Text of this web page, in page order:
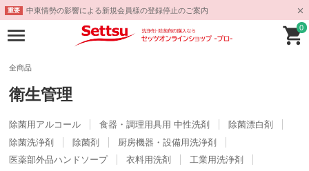
重要 中東情勢の影響による新規会員様の登録停止のご案内
0
全商品
衛生管理
除菌用アルコール 食器・調理用具用 中性洗剤
除菌漂白剤
除菌洗浄剤
除菌剤
厨房機器・設備用洗浄剤
医薬部外品ハンドソープ
衣料用洗剤
工業用洗浄剤